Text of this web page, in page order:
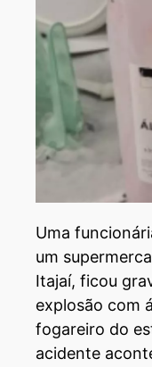
Uma
um
Itajaí, ficou
explosão com
fogareiro do
acidente